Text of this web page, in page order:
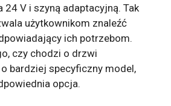
24 V i szyną adaptacyjną. Tak
użytkownikom znaleźć
ich potrzebom.
czy chodzi o drzwi
bardziej specyficzny model,
opcja.